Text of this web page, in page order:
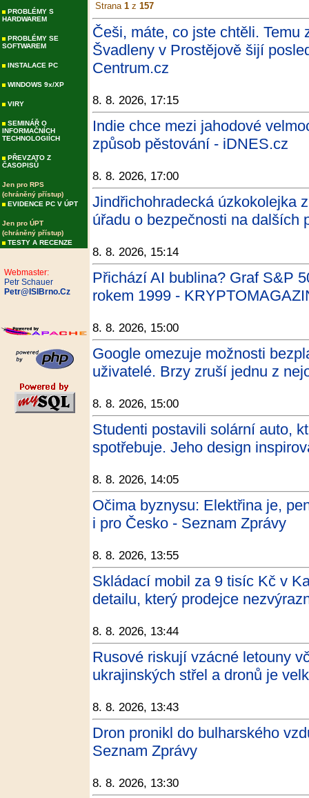
PROBLÉMY S
HARDWAREM
PROBLÉMY SE
SOFTWAREM
INSTALACE PC
WINDOWS 9x/XP
VIRY
SEMINÁŘ O
INFORMAČNÍCH
TECHNOLOGIÍCH
PŘEVZATO Z
ČASOPISŮ
Jen pro RPS
(chráněný přístup)
EVIDENCE PC V ÚPT
Jen pro ÚPT
(chráněný přístup)
TESTY A RECENZE
Webmaster:
Petr Schauer
Petr@ISIBrno.Cz
Strana 1 z 157
Češi, máte, co jste chtěli. Temu
Švadleny v Prostějově šijí
Centrum.cz
8. 8. 2026, 17:15
Indie chce mezi jahodové
způsob pěstování - iDNES.cz
8. 8. 2026, 17:00
Jindřichohradecká úzkokolejka
úřadu o bezpečnosti na dalších
8. 8. 2026, 15:14
Přichází AI bublina? Graf S&P
rokem 1999 -
8. 8. 2026, 15:00
Google omezuje možnosti
uživatelé. Brzy zruší jednu z
8. 8. 2026, 15:00
Studenti postavili solární auto,
spotřebuje. Jeho design
8. 8. 2026, 14:05
Očima byznysu: Elektřina je,
i pro Česko - Seznam Zprávy
8. 8. 2026, 13:55
Skládací mobil za 9 tisíc Kč v
detailu, který prodejce
8. 8. 2026, 13:44
Rusové riskují vzácné letouny
ukrajinských střel a dronů je
8. 8. 2026, 13:43
Dron pronikl do bulharského
Seznam Zprávy
8. 8. 2026, 13:30